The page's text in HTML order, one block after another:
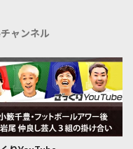
ャンネル